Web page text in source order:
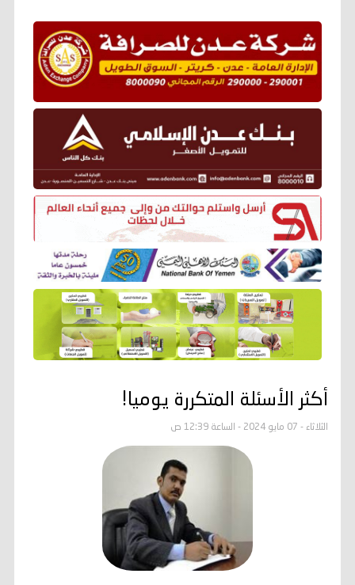
أكثر الأسئلة المتكررة يوميا!
الثلاثاء - 07 مايو 2024 - الساعة 12:39 ص